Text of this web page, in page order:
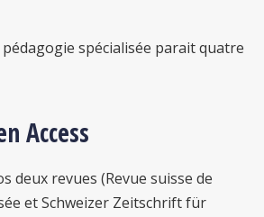
pédagogie spécialisée parait quatre
Access
deux revues (Revue suisse de
et Schweizer Zeitschrift für